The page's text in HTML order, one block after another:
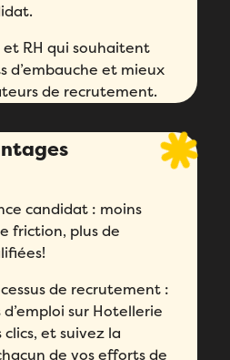
et RH qui souhaitent
d’embauche et mieux
de recrutement.
candidat : moins
friction, plus de
de recrutement :
sur Hotellerie
et suivez la
de vos efforts de